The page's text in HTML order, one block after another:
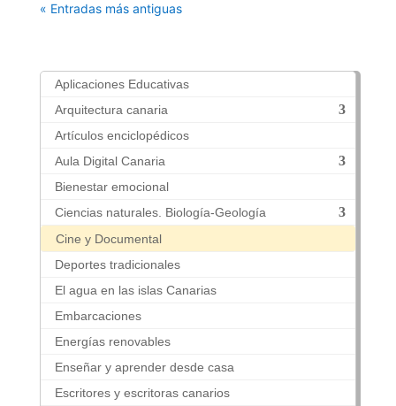
« Entradas más antiguas
Aplicaciones Educativas
Arquitectura canaria
Artículos enciclopédicos
Aula Digital Canaria
Bienestar emocional
Ciencias naturales. Biología-Geología
Cine y Documental
Deportes tradicionales
El agua en las islas Canarias
Embarcaciones
Energías renovables
Enseñar y aprender desde casa
Escritores y escritoras canarios